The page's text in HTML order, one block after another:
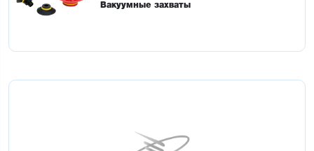
Вакуумные захваты